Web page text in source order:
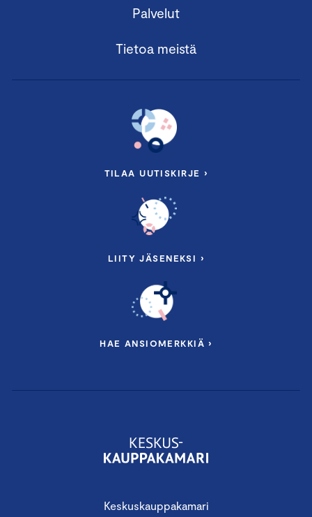
Keskuskauppakamari
Palvelut
Tietoa meistä
TILAA UUTISKIRJE ›
LIITY JÄSENEKSI ›
HAE ANSIOMERKKIÄ ›